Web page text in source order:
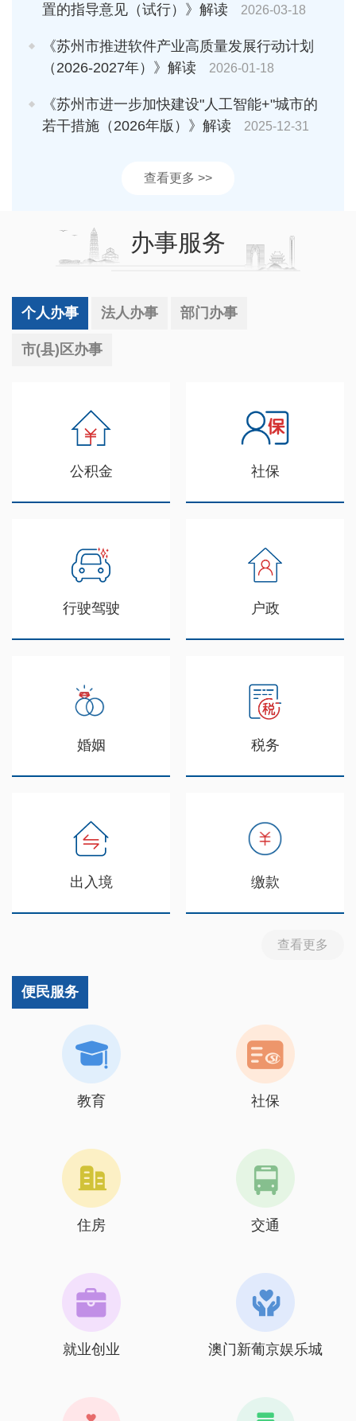
置的指导意见（试行）》解读
2026-03-18
《苏州市推进软件产业高质量发展行动计划
（2026-2027年）》解读
2026-01-18
《苏州市进一步加快建设"人工智能+"城市的
若干措施（2026年版）》解读
2025-12-31
查看更多 >>
办事服务
个人办事 法人办事 部门办事
市(县)区办事
公积金 社保
行驶驾驶 户政
婚姻 税务
出入境 缴款
查看更多
便民服务
教育 社保
住房 交通
就业创业 澳门新葡京娱乐城